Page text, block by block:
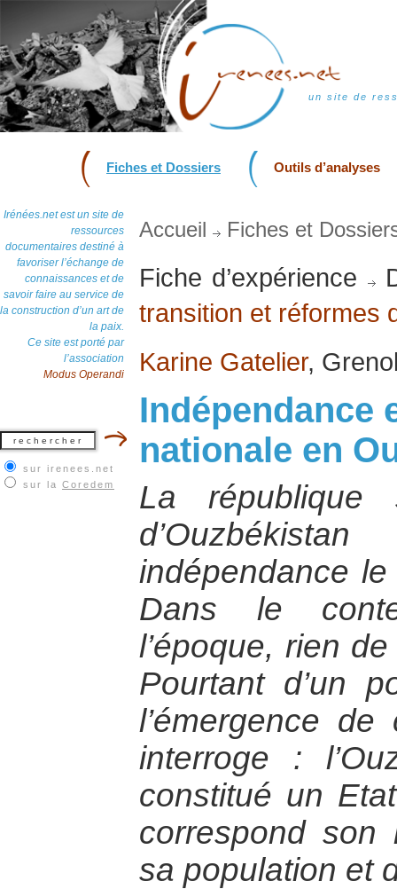
un site de
Fiches et Dossiers Outils d’analyses
Irénées.net est un site de
ressources
documentaires destiné à
favoriser l’échange de
connaissances et de
savoir faire au service de
la construction d’un art de
la paix.
Ce site est porté par
l’association
Modus Operandi
sur irenees.net
sur la Coredem
Accueil Fiches et
Fiche d’expérience
transition et réformes
Karine Gatelier,
Indépendance
nationale en
La république
indépendance
Dans le
l’époque, rien
Pourtant d’un
l’émergence
interroge :
constitué un
correspond son
sa population et